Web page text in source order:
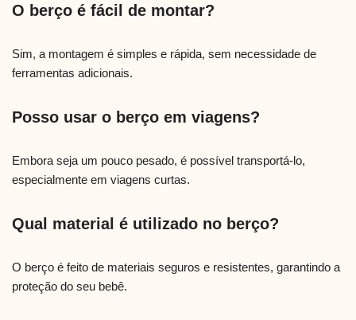
O berço é fácil de montar?
Sim, a montagem é simples e rápida, sem necessidade de
ferramentas adicionais.
Posso usar o berço em viagens?
Embora seja um pouco pesado, é possível transportá-lo,
especialmente em viagens curtas.
Qual material é utilizado no berço?
O berço é feito de materiais seguros e resistentes, garantindo a
proteção do seu bebê.